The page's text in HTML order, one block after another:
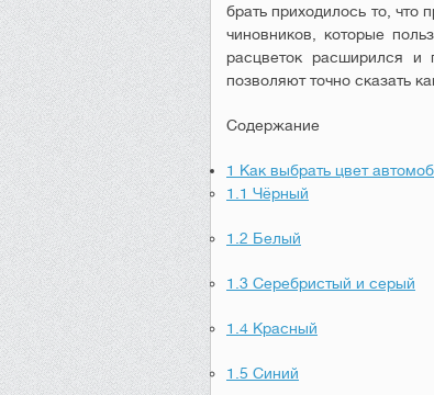
брать приходилось то,
чиновников, которые
расцветок расширился и
позволяют точно сказать
Содержание
1 Как выбрать цвет
1.1 Чёрный
1.2 Белый
1.3 Серебристый и серый
1.4 Красный
1.5 Синий